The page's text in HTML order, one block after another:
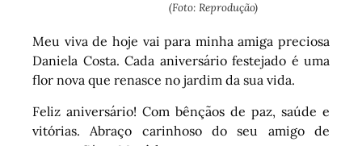
(Foto: Reprodução)
Meu viva de hoje vai para minha amiga preciosa
Daniela Costa. Cada aniversário festejado é uma
flor nova que renasce no jardim da sua vida.
Feliz aniversário! Com bênçãos de paz, saúde e
vitórias. Abraço carinhoso do seu amigo de